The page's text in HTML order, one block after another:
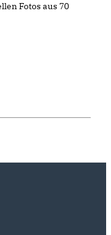
Fotos aus 70